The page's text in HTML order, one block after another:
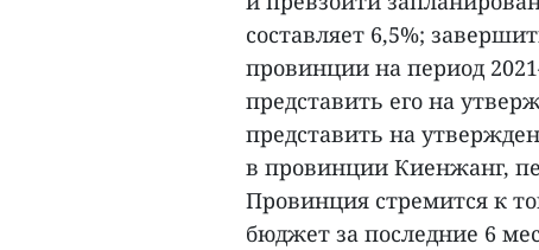
составляет 6,5%;
провинции на период
представить его на
представить на
в провинции Киенжанг,
Провинция стремится к
бюджет за последние 6